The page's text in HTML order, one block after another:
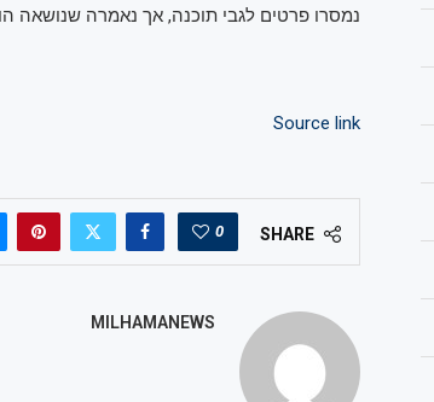
נמסרו פרטים לגבי תוכנה, אך נאמרה שנושאה
Source link
SHARE
0
MILHAMANEWS